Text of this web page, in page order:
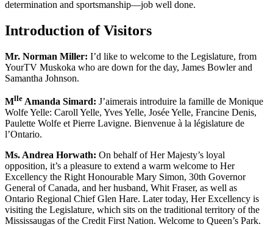
determination and sportsmanship—job well done.
Introduction of Visitors
Mr. Norman Miller: I’d like to welcome to the Legislature, from
YourTV Muskoka who are down for the day, James Bowler and
Samantha Johnson.
Mlle Amanda Simard: J’aimerais introduire la famille de Monique
Wolfe Yelle: Caroll Yelle, Yves Yelle, Josée Yelle, Francine Denis,
Paulette Wolfe et Pierre Lavigne. Bienvenue à la législature de
l’Ontario.
Ms. Andrea Horwath: On behalf of Her Majesty’s loyal
opposition, it’s a pleasure to extend a warm welcome to Her
Excellency the Right Honourable Mary Simon, 30th Governor
General of Canada, and her husband, Whit Fraser, as well as
Ontario Regional Chief Glen Hare. Later today, Her Excellency is
visiting the Legislature, which sits on the traditional territory of the
Mississaugas of the Credit First Nation. Welcome to Queen’s Park.